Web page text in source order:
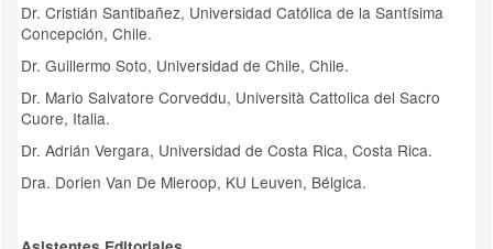
Dr. Cristián Santibañez, Universidad Católica de la Santísima
Concepción, Chile.
Dr. Guillermo Soto, Universidad de Chile, Chile.
Dr. Mario Salvatore Corveddu, Università Cattolica del Sacro
Cuore, Italia.
Dr. Adrián Vergara, Universidad de Costa Rica, Costa Rica.
Dra. Dorien Van De Mieroop, KU Leuven, Bélgica.